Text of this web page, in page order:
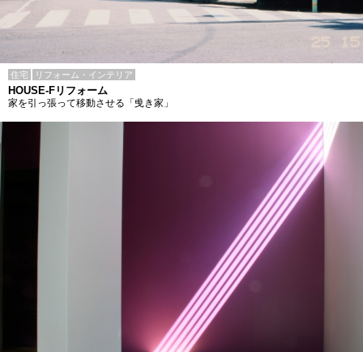
住宅 リフォーム・インテリア
HOUSE-Fリフォーム
家を引っ張って移動させる「曵き家」